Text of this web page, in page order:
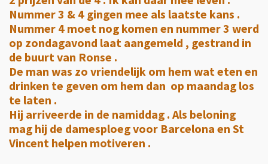
Nummer 3 & 4 gingen mee als laatste kans .
Nummer 4 moet nog komen en nummer 3 werd
op zondagavond laat aangemeld , gestrand in
de buurt van Ronse .
De man was zo vriendelijk om hem wat eten en
drinken te geven om hem dan op maandag los
te laten .
Hij arriveerde in de namiddag . Als beloning
mag hij de damesploeg voor Barcelona en St
Vincent helpen motiveren .